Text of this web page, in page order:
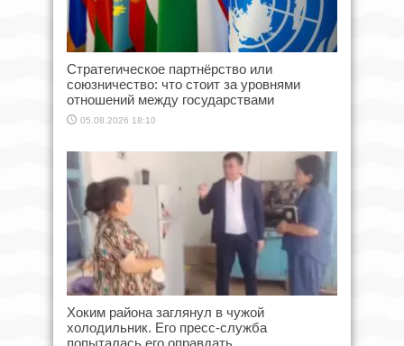
Стратегическое партнёрство или
союзничество: что стоит за уровнями
отношений между государствами
05.08.2026 18:10
Хоким района заглянул в чужой
холодильник. Его пресс-служба
попыталась его оправдать